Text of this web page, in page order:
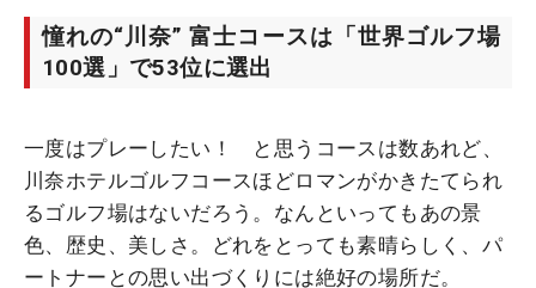
憧れの“川奈” 富士コースは「世界ゴルフ場
100選」で53位に選出
一度はプレーしたい！ と思うコースは数あれど、
川奈ホテルゴルフコースほどロマンがかきたてられ
るゴルフ場はないだろう。なんといってもあの景
色、歴史、美しさ。どれをとっても素晴らしく、パ
ートナーとの思い出づくりには絶好の場所だ。